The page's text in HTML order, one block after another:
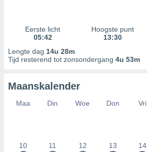
Eerste licht
05:42
Hoogste punt
13:30
Lengte dag 14u 28m
Tijd resterend tot zonsondergang 4u 53m
Maanskalender
Maa Din Woe Don Vri
10 11 12 13 14